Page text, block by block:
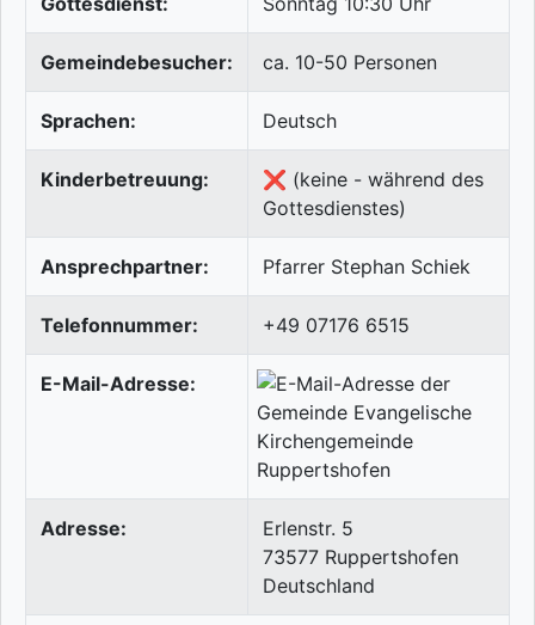
Gemeindebesucher: ca. 10-50 Personen
Sprachen: Deutsch
Kinderbetreuung:
❌ (keine - während des
Gottesdienstes)
Ansprechpartner: Pfarrer Stephan Schiek
Telefonnummer: +49 07176 6515
E-Mail-Adresse:
Adresse:
Erlenstr. 5
73577 Ruppertshofen
Deutschland